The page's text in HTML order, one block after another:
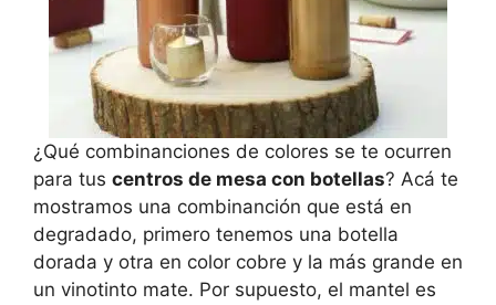
¿Qué combinanciones de colores se te ocurren
para tus centros de mesa con botellas? Acá te
mostramos una combinanción que está en
degradado, primero tenemos una botella
dorada y otra en color cobre y la más grande en
un vinotinto mate. Por supuesto, el mantel es